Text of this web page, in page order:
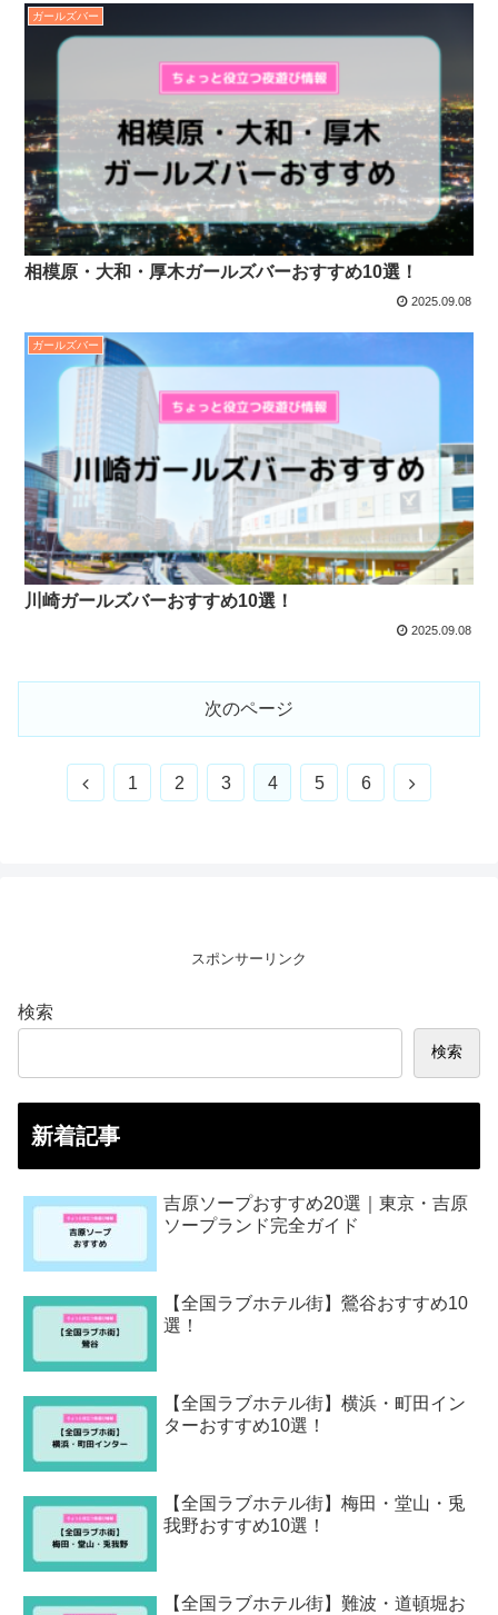
ガールズバー
相模原・大和・厚木ガールズバーおすすめ10選！
2025.09.08
ガールズバー
川崎ガールズバーおすすめ10選！
2025.09.08
次のページ
前
1 2 3 4 5 6
次
スポンサーリンク
検索
検索
新着記事
吉原ソープおすすめ20選｜東京・吉原
ソープランド完全ガイド
【全国ラブホテル街】鶯谷おすすめ10
選！
【全国ラブホテル街】横浜・町田イン
ターおすすめ10選！
【全国ラブホテル街】梅田・堂山・兎
我野おすすめ10選！
【全国ラブホテル街】難波・道頓堀お